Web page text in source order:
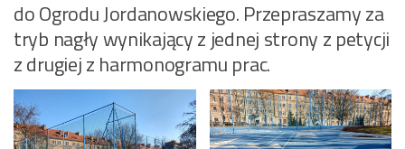
do Ogrodu Jordanowskiego. Przepraszamy za
tryb nagły wynikający z jednej strony z petycji
z drugiej z harmonogramu prac.